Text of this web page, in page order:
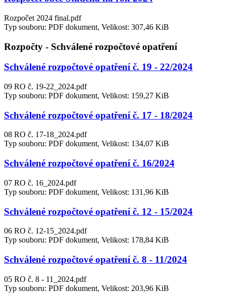
Rozpočet 2024 final.pdf
Typ souboru: PDF dokument, Velikost: 307,46 KiB
Rozpočty - Schválené rozpočtové opatření
Schválené rozpočtové opatření č. 19 - 22/2024
09 RO č. 19-22_2024.pdf
Typ souboru: PDF dokument, Velikost: 159,27 KiB
Schválené rozpočtové opatření č. 17 - 18/2024
08 RO č. 17-18_2024.pdf
Typ souboru: PDF dokument, Velikost: 134,07 KiB
Schválené rozpočtové opatření č. 16/2024
07 RO č. 16_2024.pdf
Typ souboru: PDF dokument, Velikost: 131,96 KiB
Schválené rozpočtové opatření č. 12 - 15/2024
06 RO č. 12-15_2024.pdf
Typ souboru: PDF dokument, Velikost: 178,84 KiB
Schválené rozpočtové opatření č. 8 - 11/2024
05 RO č. 8 - 11_2024.pdf
Typ souboru: PDF dokument, Velikost: 203,96 KiB